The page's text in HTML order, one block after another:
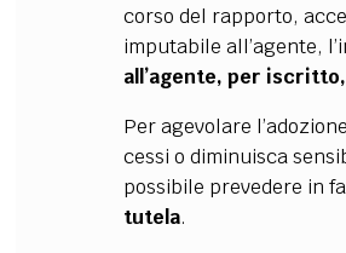
corso del rapporto,
imputabile all’agente,
all’agente, per
Per agevolare
cessi o diminuisca
possibile prevedere in
tutela.